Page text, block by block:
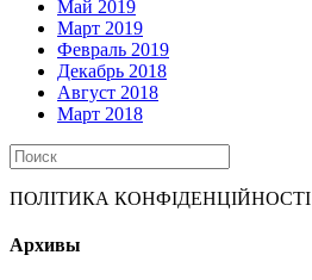
Май 2019
Март 2019
Февраль 2019
Декабрь 2018
Август 2018
Март 2018
ПОЛІТИКА КОНФІДЕНЦІЙНОСТІ
Архивы